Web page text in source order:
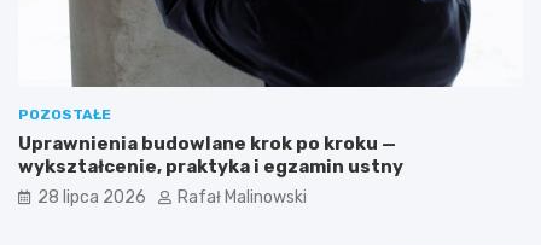
POZOSTAŁE
Uprawnienia budowlane krok po kroku —
wykształcenie, praktyka i egzamin ustny
28 lipca 2026 Rafał Malinowski